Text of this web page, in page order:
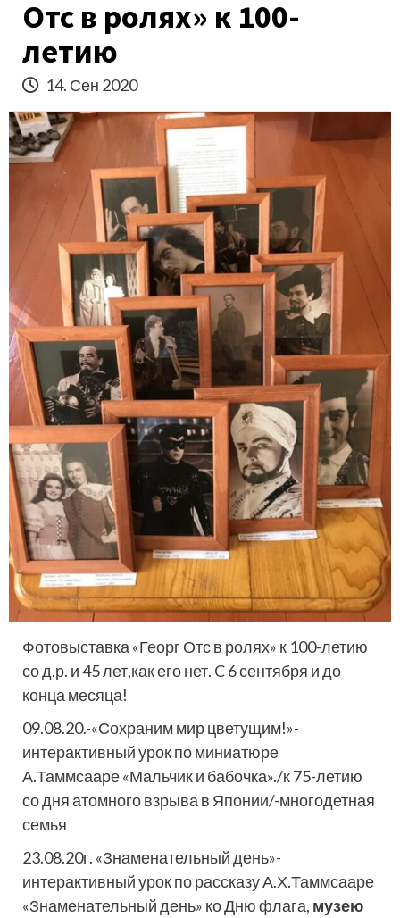
Отс в ролях» к 100-
летию
14. Сен 2020
Фотовыставка «Георг Отс в ролях» к 100-летию
со д.р. и 45 лет,как его нет. C 6 сентября и до
конца месяца!
09.08.20.-«Сохраним мир цветущим!»-
интерактивный урок по миниатюре
А.Таммсааре «Мальчик и бабочка»./к 75-летию
со дня атомного взрыва в Японии/-многодетная
семья
23.08.20г. «Знаменательный день»-
интерактивный урок по рассказу А.Х.Таммсааре
«Знаменательный день» ко Дню флага, музею